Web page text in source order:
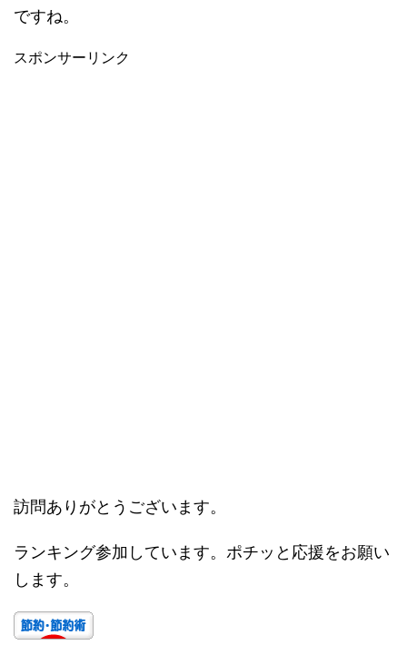
ですね。
スポンサーリンク
訪問ありがとうございます。
ランキング参加しています。ポチッと応援をお願い
します。